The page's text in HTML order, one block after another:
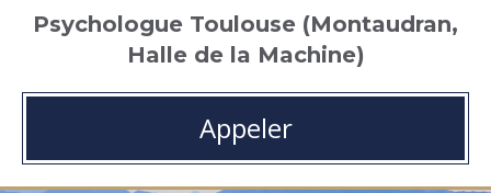
Psychologue Toulouse (Montaudran,
Halle de la Machine)
Appeler